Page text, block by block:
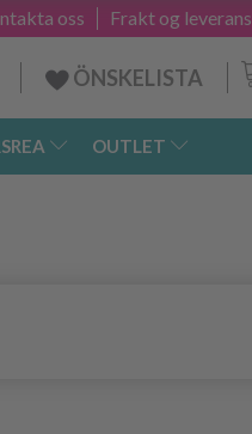
Frakt og leverans
oss
ÖNSKELISTA
OUTLET